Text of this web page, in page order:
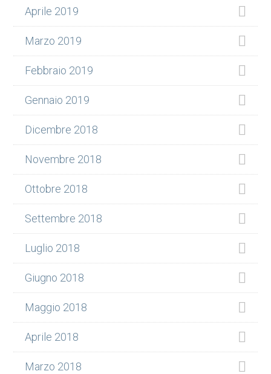
Aprile 2019
Marzo 2019
Febbraio 2019
Gennaio 2019
Dicembre 2018
Novembre 2018
Ottobre 2018
Settembre 2018
Luglio 2018
Giugno 2018
Maggio 2018
Aprile 2018
Marzo 2018